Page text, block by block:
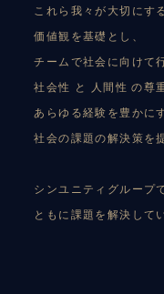
これら我々が大切にす
価値観を基礎とし、
チームで社会に向けて
社会性 と 人間性 の尊
あらゆる経験を豊かに
社会の課題の解決策を
シンユニティグループ
ともに課題を解決して